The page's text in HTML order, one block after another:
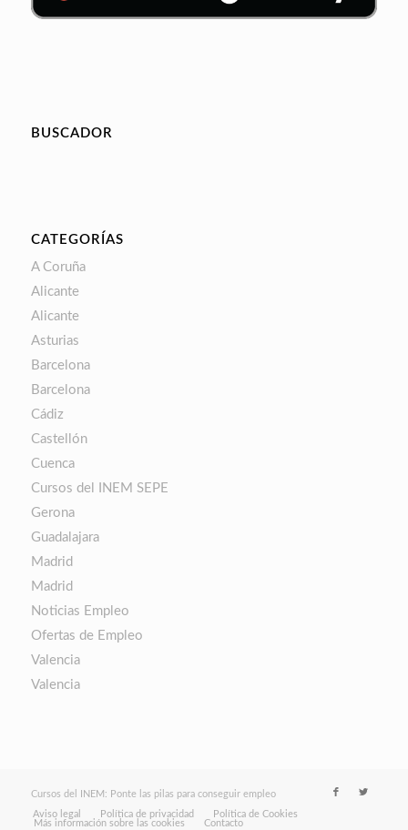
BUSCADOR
CATEGORÍAS
A Coruña
Alicante
Alicante
Asturias
Barcelona
Barcelona
Cádiz
Castellón
Cuenca
Cursos del INEM SEPE
Gerona
Guadalajara
Madrid
Madrid
Noticias Empleo
Ofertas de Empleo
Valencia
Valencia
Cursos del INEM: Ponte las pilas para conseguir empleo
Aviso legal
Política de privacidad
Política de Cookies
Más información sobre las cookies
Contacto